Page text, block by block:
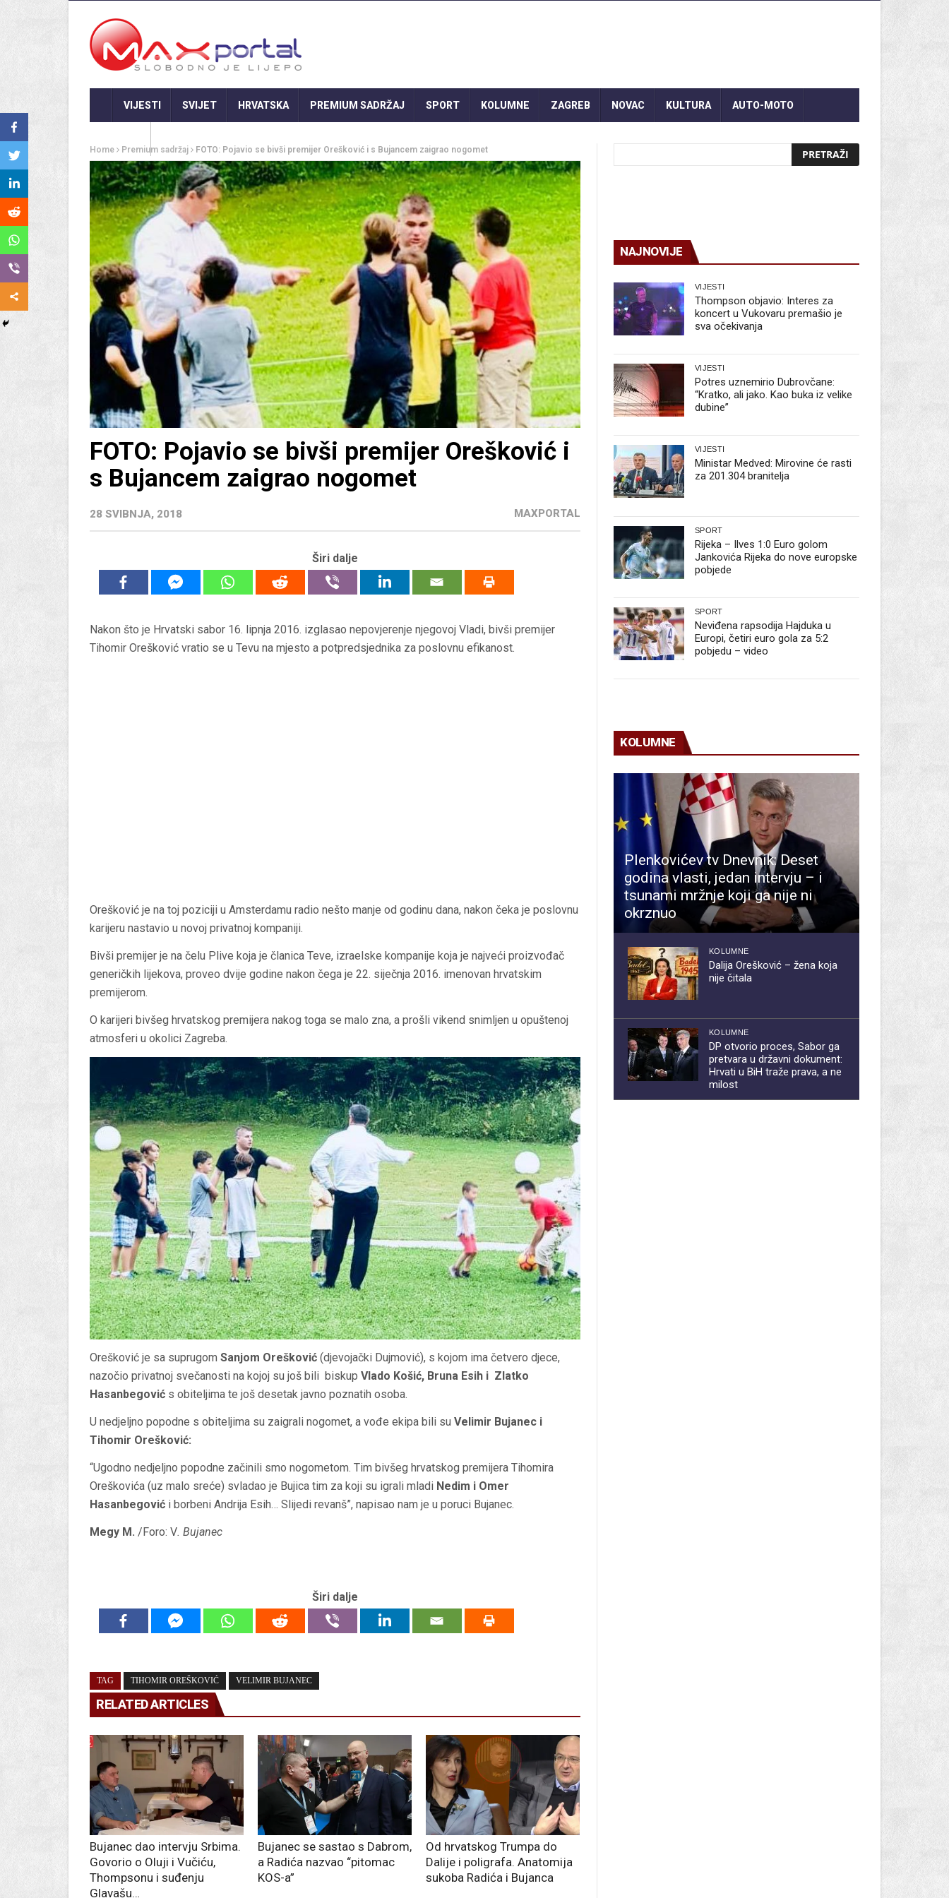
VIJESTI SVIJET HRVATSKA PREMIUM SADRŽAJ SPORT KOLUMNE ZAGREB NOVAC KULTURA AUTO-MOTO
Home Premium sadržaj FOTO: Pojavio se bivši premijer Orešković i s Bujancem zaigrao nogomet
FOTO: Pojavio se bivši premijer Orešković i
s Bujancem zaigrao nogomet
28 SVIBNJA, 2018 MAXPORTAL
Širi dalje
Nakon što je Hrvatski sabor 16. lipnja 2016. izglasao nepovjerenje njegovoj Vladi, bivši premijer
Tihomir Orešković vratio se u Tevu na mjesto a potpredsjednika za poslovnu efikanost.
Orešković je na toj poziciji u Amsterdamu radio nešto manje od godinu dana, nakon čeka je poslovnu
karijeru nastavio u novoj privatnoj kompaniji.
Bivši premijer je na čelu Plive koja je članica Teve, izraelske kompanije koja je najveći proizvođač
generičkih lijekova, proveo dvije godine nakon čega je 22. siječnja 2016. imenovan hrvatskim
premijerom.
O karijeri bivšeg hrvatskog premijera nakog toga se malo zna, a prošli vikend snimljen u opuštenoj
atmosferi u okolici Zagreba.
Orešković je sa suprugom Sanjom Orešković (djevojački Dujmović), s kojom ima četvero djece,
nazočio privatnoj svečanosti na kojoj su još bili biskup Vlado Košić, Bruna Esih i Zlatko
Hasanbegović s obiteljima te još desetak javno poznatih osoba.
U nedjeljno popodne s obiteljima su zaigrali nogomet, a vođe ekipa bili su Velimir Bujanec i
Tihomir Orešković:
“Ugodno nedjeljno popodne začinili smo nogometom. Tim bivšeg hrvatskog premijera Tihomira
Oreškovića (uz malo sreće) svladao je Bujica tim za koji su igrali mladi Nedim i Omer
Hasanbegović i borbeni Andrija Esih… Slijedi revanš”, napisao nam je u poruci Bujanec.
Megy M. /Foro: V. Bujanec
Širi dalje
TAG TIHOMIR OREŠKOVIĆ VELIMIR BUJANEC
RELATED ARTICLES
Bujanec dao intervju Srbima.
Govorio o Oluji i Vučiću,
Thompsonu i suđenju
Glavašu…
Bujanec se sastao s Dabrom,
a Radića nazvao “pitomac
KOS-a”
Od hrvatskog Trumpa do
Dalije i poligrafa. Anatomija
sukoba Radića i Bujanca
NAJNOVIJE
VIJESTI
Thompson objavio: Interes za
koncert u Vukovaru premašio je
sva očekivanja
VIJESTI
Potres uznemirio Dubrovčane:
“Kratko, ali jako. Kao buka iz velike
dubine”
VIJESTI
Ministar Medved: Mirovine će rasti
za 201.304 branitelja
SPORT
Rijeka – Ilves 1:0 Euro golom
Jankovića Rijeka do nove europske
pobjede
SPORT
Neviđena rapsodija Hajduka u
Europi, četiri euro gola za 5:2
pobjedu – video
KOLUMNE
Plenkovićev tv Dnevnik: Deset
godina vlasti, jedan intervju – i
tsunami mržnje koji ga nije ni
okrznuo
KOLUMNE
Dalija Orešković – žena koja
nije čitala
KOLUMNE
DP otvorio proces, Sabor ga
pretvara u državni dokument:
Hrvati u BiH traže prava, a ne
milost